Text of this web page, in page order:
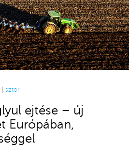
sztori
ejtése – új
Európában,